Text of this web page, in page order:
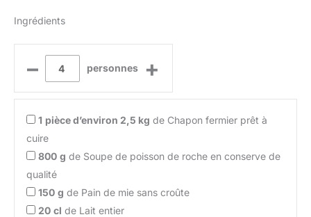
Ingrédients
– personnes +
1 pièce d’environ 2,5 kg de Chapon fermier prêt à
cuire
800 g de Soupe de poisson de roche en conserve de
qualité
150 g de Pain de mie sans croûte
20 cl de Lait entier